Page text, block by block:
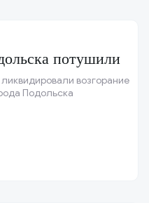
потушили
возгорание
Подольска